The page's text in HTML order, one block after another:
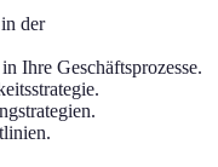
der
Ihre Geschäftsprozesse.